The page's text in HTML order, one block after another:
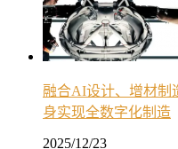
融合AI设计、增材制
身实现全数字化制造
2025/12/23